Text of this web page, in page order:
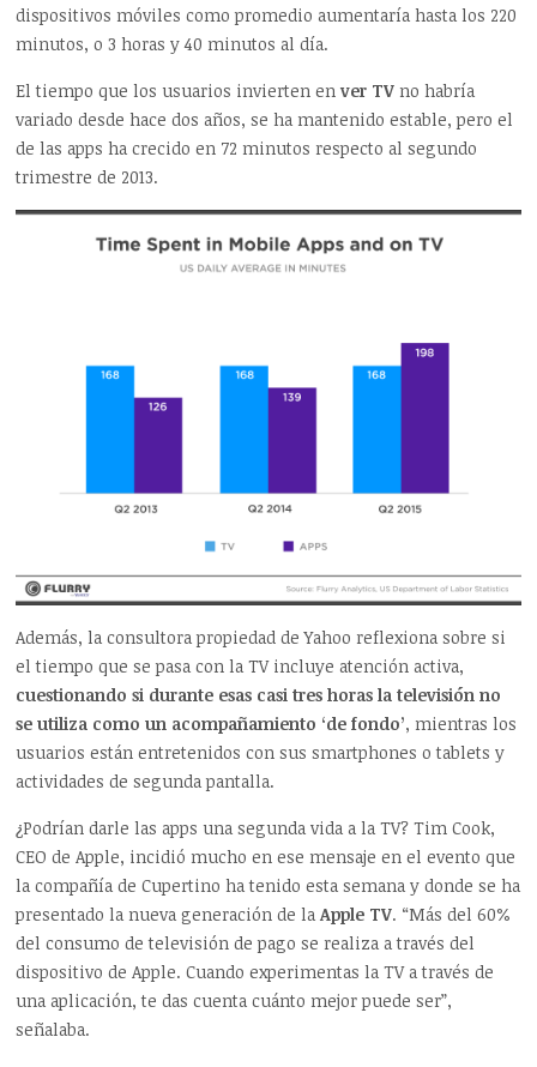
dispositivos móviles como promedio aumentaría hasta los 220
minutos, o 3 horas y 40 minutos al día.
El tiempo que los usuarios invierten enver TV no habría
variado desde hace dos años, se ha mantenido estable, pero el
de las apps ha crecido en 72 minutos respecto al segundo
trimestre de 2013.
Además, la consultora propiedad de Yahoo reflexiona sobre si
el tiempo que se pasa con la TV incluye atención activa,
cuestionando si durante esas casi tres horas la televisión no
se utiliza como un acompañamiento ‘de fondo’, mientras los
usuarios están entretenidos con sus smartphones o tablets y
actividades de segunda pantalla.
¿Podrían darle las apps una segunda vida a la TV? Tim Cook,
CEO de Apple, incidió mucho en ese mensaje en el evento que
la compañía de Cupertino ha tenido esta semana y donde se ha
presentado la nueva generación de laApple TV. “Más del 60%
del consumo de televisión de pago se realiza a través del
dispositivo de Apple. Cuando experimentas la TV a través de
una aplicación, te das cuenta cuánto mejor puede ser”,
señalaba.